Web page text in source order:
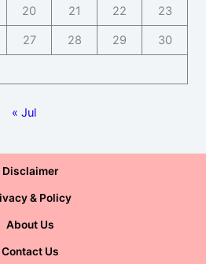
20 21 22 23
27 28 29 30
« Jul
Disclaimer
& Policy
About Us
Contact Us